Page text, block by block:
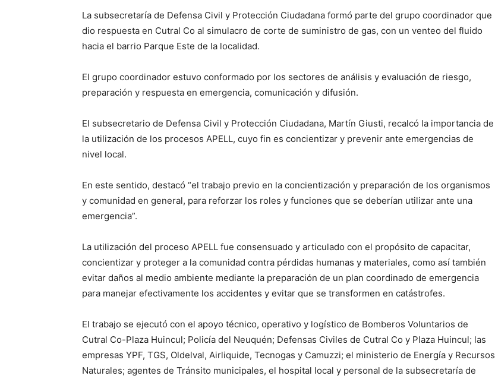
La subsecretaría de Defensa Civil y Protección Ciudadana formó parte del grupo coordinador que
dio respuesta en Cutral Co al simulacro de corte de suministro de gas, con un venteo del fluido
hacia el barrio Parque Este de la localidad.
El grupo coordinador estuvo conformado por los sectores de análisis y evaluación de riesgo,
preparación y respuesta en emergencia, comunicación y difusión.
El subsecretario de Defensa Civil y Protección Ciudadana, Martín Giusti, recalcó la importancia de
la utilización de los procesos APELL, cuyo fin es concientizar y prevenir ante emergencias de
nivel local.
En este sentido, destacó “el trabajo previo en la concientización y preparación de los organismos
y comunidad en general, para reforzar los roles y funciones que se deberían utilizar ante una
emergencia”.
La utilización del proceso APELL fue consensuado y articulado con el propósito de capacitar,
concientizar y proteger a la comunidad contra pérdidas humanas y materiales, como así también
evitar daños al medio ambiente mediante la preparación de un plan coordinado de emergencia
para manejar efectivamente los accidentes y evitar que se transformen en catástrofes.
El trabajo se ejecutó con el apoyo técnico, operativo y logístico de Bomberos Voluntarios de
Cutral Co-Plaza Huincul; Policía del Neuquén; Defensas Civiles de Cutral Co y Plaza Huincul; las
empresas YPF, TGS, Oldelval, Airliquide, Tecnogas y Camuzzi; el ministerio de Energía y Recursos
Naturales; agentes de Tránsito municipales, el hospital local y personal de la subsecretaría de